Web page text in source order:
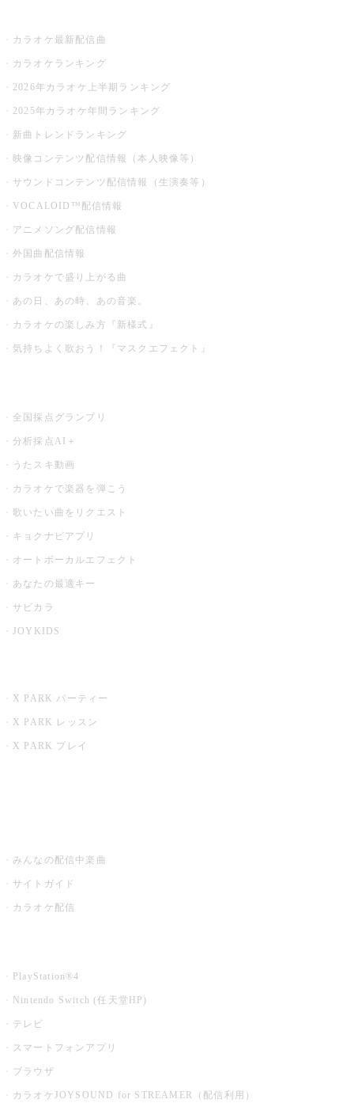
カラオケ最新配信曲
カラオケランキング
2026年カラオケ上半期ランキング
2025年カラオケ年間ランキング
新曲トレンドランキング
映像コンテンツ配信情報（本人映像等）
サウンドコンテンツ配信情報（生演奏等）
VOCALOID™配信情報
アニメソング配信情報
外国曲配信情報
カラオケで盛り上がる曲
あの日、あの時、あの音楽。
カラオケの楽しみ方『新様式』
気持ちよく歌おう！『マスクエフェクト』
全国採点グランプリ
分析採点AI＋
うたスキ動画
カラオケで楽器を弾こう
歌いたい曲をリクエスト
キョクナビアプリ
オートボーカルエフェクト
あなたの最適キー
サビカラ
JOYKIDS
X PARK パーティー
X PARK レッスン
X PARK プレイ
みんなの配信中楽曲
サイトガイド
カラオケ配信
PlayStation®4
Nintendo Switch (任天堂HP)
テレビ
スマートフォンアプリ
ブラウザ
カラオケJOYSOUND for STREAMER（配信利用）